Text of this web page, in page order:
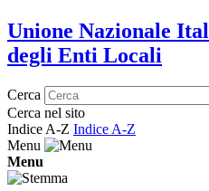
Unione Nazionale
degli Enti Locali
Cerca
Cerca nel sito
Indice A-Z Indice A-Z
Menu
Menu